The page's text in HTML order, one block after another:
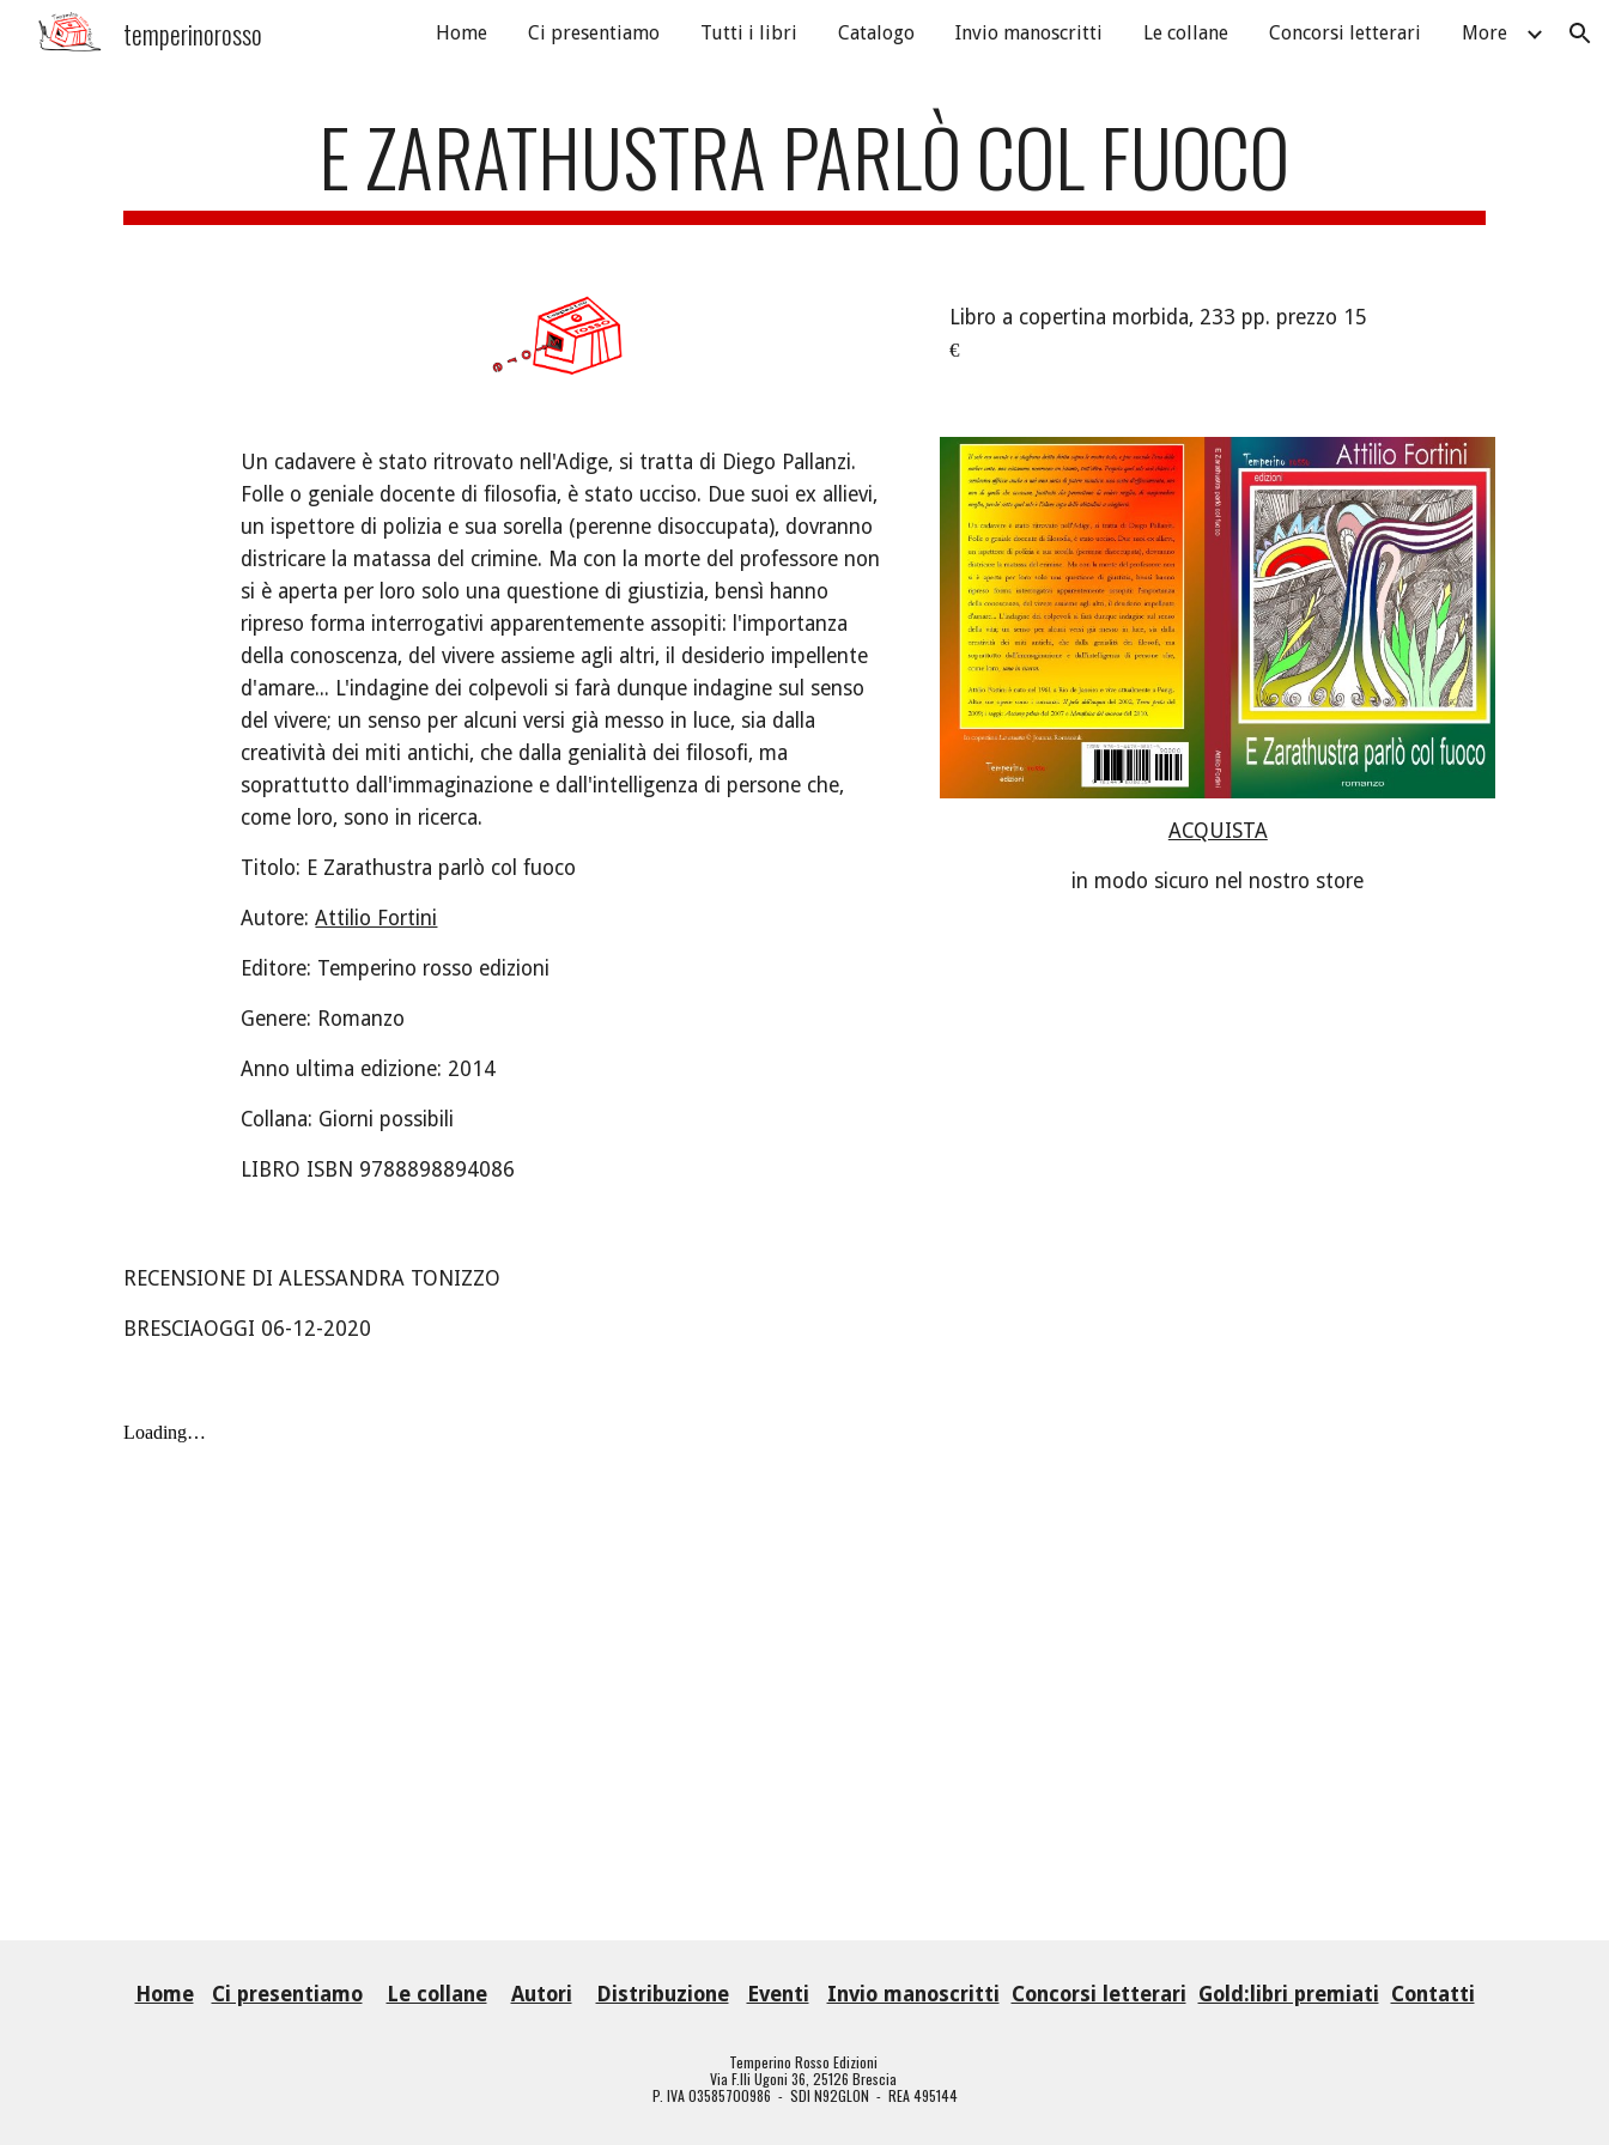
Skip to main content Skip to navigation
temperinorosso Home Ci presentiamo Tutti i libri Catalogo Invio manoscritti Le collane Concorsi letterari More
E ZARATHUSTRA PARLÒ COL FUOCO
Libro a copertina morbida, 233 pp. prezzo 15
€
Un cadavere è stato ritrovato nell'Adige, si tratta di Diego Pallanzi.
Folle o geniale docente di filosofia, è stato ucciso. Due suoi ex allievi,
un ispettore di polizia e sua sorella (perenne disoccupata), dovranno
districare la matassa del crimine. Ma con la morte del professore non
si è aperta per loro solo una questione di giustizia, bensì hanno
ripreso forma interrogativi apparentemente assopiti: l'importanza
della conoscenza, del vivere assieme agli altri, il desiderio impellente
d'amare... L'indagine dei colpevoli si farà dunque indagine sul senso
del vivere; un senso per alcuni versi già messo in luce, sia dalla
creatività dei miti antichi, che dalla genialità dei filosofi, ma
soprattutto dall'immaginazione e dall'intelligenza di persone che,
come loro, sono in ricerca.
Titolo: E Zarathustra parlò col fuoco
Autore: Attilio Fortini
Editore: Temperino rosso edizioni
Genere: Romanzo
Anno ultima edizione: 2014
Collana: Giorni possibili
LIBRO ISBN 9788898894086
ACQUISTA
in modo sicuro nel nostro store
RECENSIONE DI ALESSANDRA TONIZZO
BRESCIAOGGI 06-12-2020
Home Ci presentiamo Le collane Autori Distribuzione Eventi Invio manoscritti Concorsi letterari Gold:libri premiati Contatti
Temperino Rosso Edizioni
Via F.lli Ugoni 36, 25126 Brescia
P. IVA 03585700986 - SDI N92GLON - REA 495144